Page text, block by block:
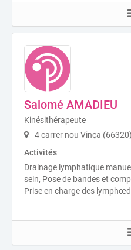
Salomé AMADIEU
Kinésithérapeute
4 carrer nou Vinça (66320)
Activités
Drainage lymphatique
sein, Pose de bandes et
Prise en charge des